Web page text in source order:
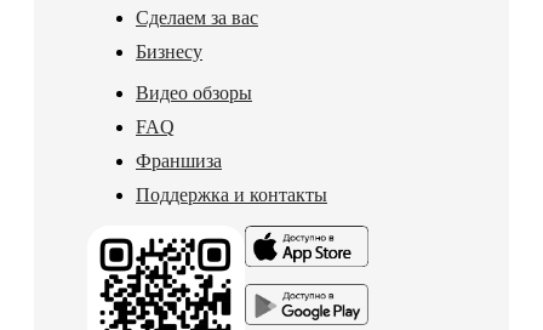
Сделаем за вас
Бизнесу
Видео обзоры
FAQ
Франшиза
Поддержка и контакты